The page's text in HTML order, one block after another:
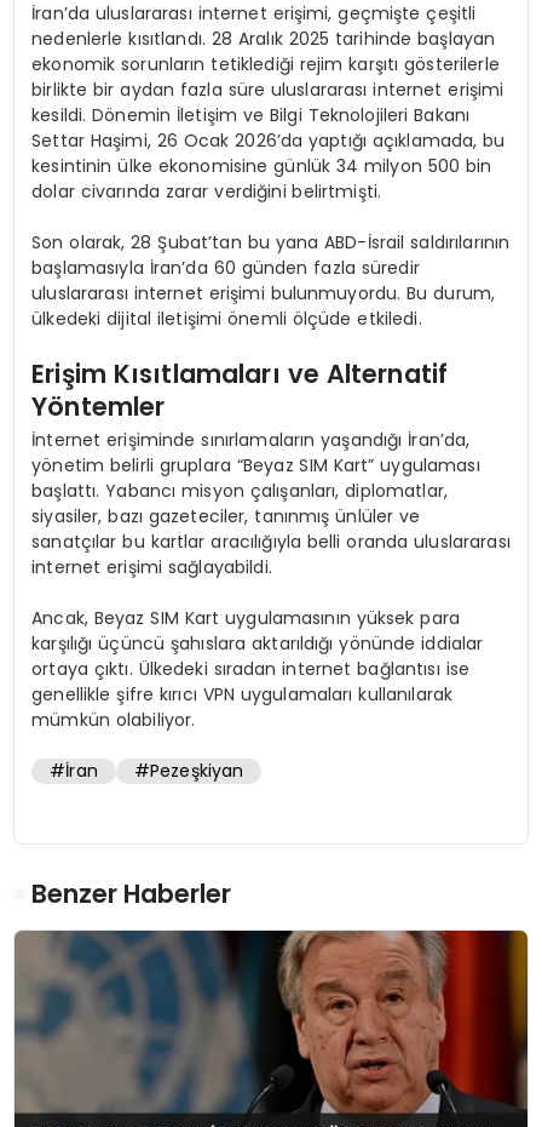
İran’da uluslararası internet erişimi, geçmişte çeşitli
nedenlerle kısıtlandı. 28 Aralık 2025 tarihinde başlayan
ekonomik sorunların tetiklediği rejim karşıtı gösterilerle
birlikte bir aydan fazla süre uluslararası internet erişimi
kesildi. Dönemin İletişim ve Bilgi Teknolojileri Bakanı
Settar Haşimi, 26 Ocak 2026’da yaptığı açıklamada, bu
kesintinin ülke ekonomisine günlük 34 milyon 500 bin
dolar civarında zarar verdiğini belirtmişti.
Son olarak, 28 Şubat’tan bu yana ABD-İsrail saldırılarının
başlamasıyla İran’da 60 günden fazla süredir
uluslararası internet erişimi bulunmuyordu. Bu durum,
ülkedeki dijital iletişimi önemli ölçüde etkiledi.
Erişim Kısıtlamaları ve Alternatif
Yöntemler
İnternet erişiminde sınırlamaların yaşandığı İran’da,
yönetim belirli gruplara “Beyaz SIM Kart” uygulaması
başlattı. Yabancı misyon çalışanları, diplomatlar,
siyasiler, bazı gazeteciler, tanınmış ünlüler ve
sanatçılar bu kartlar aracılığıyla belli oranda uluslararası
internet erişimi sağlayabildi.
Ancak, Beyaz SIM Kart uygulamasının yüksek para
karşılığı üçüncü şahıslara aktarıldığı yönünde iddialar
ortaya çıktı. Ülkedeki sıradan internet bağlantısı ise
genellikle şifre kırıcı VPN uygulamaları kullanılarak
mümkün olabiliyor.
#İran #Pezeşkiyan
Benzer Haberler